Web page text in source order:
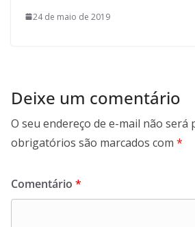
24 de maio de 2019
Deixe um comentário
O seu endereço de e-mail não será
obrigatórios são marcados com *
Comentário *